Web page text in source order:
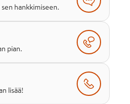
hankkimiseen.
pian.
lisää!